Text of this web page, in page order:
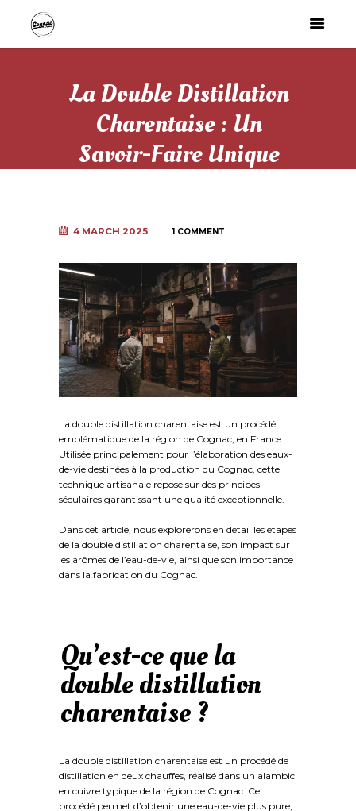
La Double Distillation
Charentaise : Un
Savoir-Faire Unique
4 MARCH 2025 1 COMMENT
La double distillation charentaise est un procédé
emblématique de la région de Cognac, en France.
Utilisée principalement pour l’élaboration des eaux-
de-vie destinées à la production du Cognac, cette
technique artisanale repose sur des principes
séculaires garantissant une qualité exceptionnelle.
Dans cet article, nous explorerons en détail les étapes
de la double distillation charentaise, son impact sur
les arômes de l’eau-de-vie, ainsi que son importance
dans la fabrication du Cognac.
Qu’est-ce que la
double distillation
charentaise ?
La double distillation charentaise est un procédé de
distillation en deux chauffes, réalisé dans un alambic
en cuivre typique de la région de Cognac. Ce
procédé permet d’obtenir une eau-de-vie plus pure,